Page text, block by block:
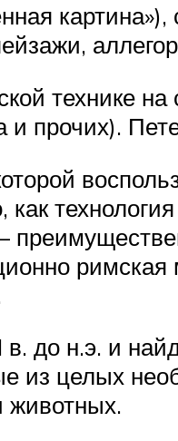
технике
прочих).
до н.э. и
из целых
животных.